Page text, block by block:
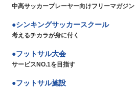
中高サッカープレーヤー向けフリーマガジン
シンキングサッカースクール
考えるチカラが身に付く
フットサル大会
サービスNO.1を目指す
フットサル施設